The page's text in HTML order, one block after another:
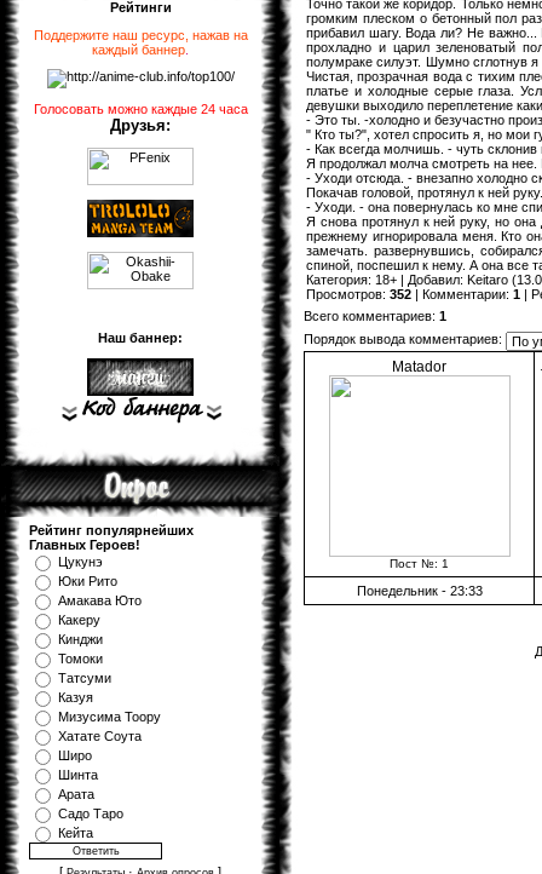
Рейтинги
Поддержите наш ресурс, нажав на
каждый баннер
Голосовать можно каждые 24 часа
Друзья:
Наш баннер:
Рейтинг популярнейших
Главных Героев!
Цукунэ
Юки Рито
Амакава Юто
Какеру
Кинджи
Томоки
Татсуми
Казуя
Мизуcима Тоору
Хатате Соута
Широ
Шинта
Арата
Садо Таро
Кейта
Точно такой же коридор. Только
громким плеском о бетонный пол
прибавил шагу. Вода ли? Не
прохладно и царил зеленоватый
полумраке силуэт. Шумно сглотнув
Чистая, прозрачная вода с тихим
платье и холодные серые глаза.
девушки выходило переплетение
- Это ты. -холодно и безучастно
" Кто ты?", хотел спросить я, но мои
- Как всегда молчишь. - чуть
Я продолжал молча смотреть на нее.
- Уходи отсюда. - внезапно холодно
Покачав головой, протянул к ней
- Уходи. - она повернулась ко мне
Я снова протянул к ней руку, но
прежнему игнорировала меня. Кто
замечать. развернувшись,
спиной, поспешил к нему. А она все
Категория: 18+ | Добавил: Keitaro
Просмотров: 352 | Комментарии: 1 |
Всего комментариев: 1
Порядок вывода комментариев:
Matador
Пост №: 1
Понедельник - 23:33